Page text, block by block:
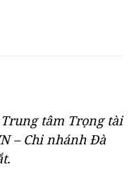
tâm Trọng tài
– Chi nhánh Đà